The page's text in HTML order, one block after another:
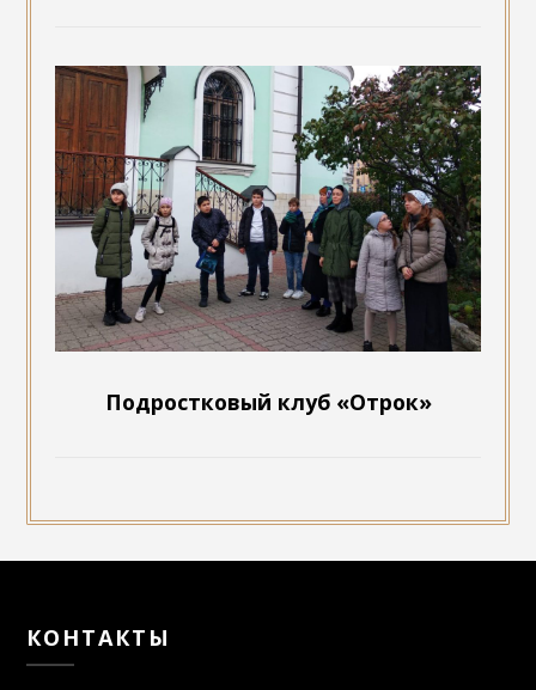
Подростковый клуб «Отрок»
КОНТАКТЫ